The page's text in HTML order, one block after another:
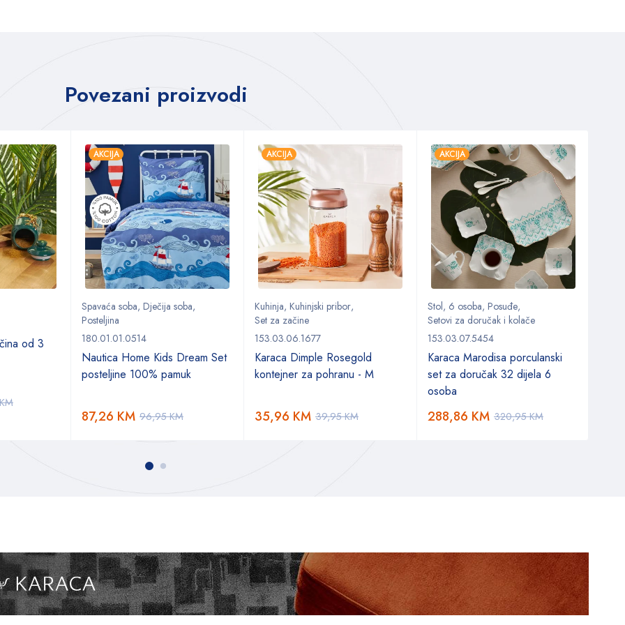
Povezani proizvodi
od 3
KM
AKCIJA
Spavaća soba, Dječija soba,
Posteljina
180.01.01.0514
Nautica Home Kids Dream Set
posteljine 100% pamuk
96,95KM
87,26 KM
AKCIJA
Kuhinja, Kuhinjski pribor,
Set za začine
153.03.06.1677
Karaca Dimple Rosegold
kontejner za pohranu - M
39,95KM
35,96 KM
AKCIJA
Stol, 6 osoba, Posuđe,
Setovi za doručak i kolače
153.03.07.5454
Karaca Marodisa porculanski
set za doručak 32 dijela 6
osoba
320,95KM
288,86 KM